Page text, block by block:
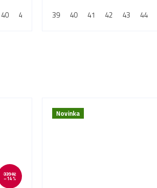
40 41 43 44 45 46 47 48
39
40 41 42 43 44
339 Kč
–14 %
Novinka